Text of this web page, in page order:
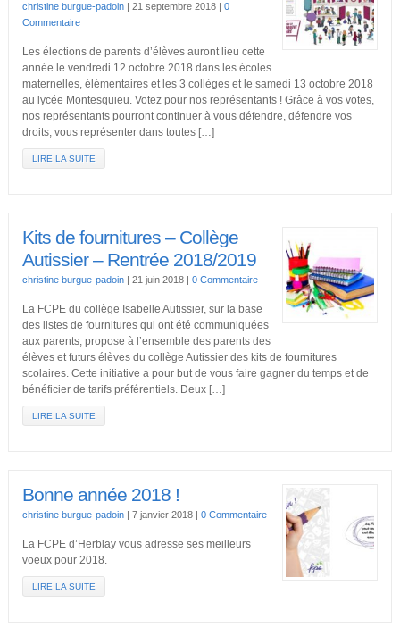
christine burgue-padoin| 21 septembre 2018 | 0
Commentaire
Les élections de parents d’élèves auront lieu cette
année le vendredi 12 octobre 2018 dans les écoles
maternelles, élémentaires et les 3 collèges et le samedi 13 octobre 2018
au lycée Montesquieu. Votez pour nos représentants ! Grâce à vos votes,
nos représentants pourront continuer à vous défendre, défendre vos
droits, vous représenter dans toutes […]
LIRE LA SUITE
Kits de fournitures – Collège
Autissier – Rentrée 2018/2019
christine burgue-padoin| 21 juin 2018 | 0 Commentaire
La FCPE du collège Isabelle Autissier, sur la base
des listes de fournitures qui ont été communiquées
aux parents, propose à l’ensemble des parents des
élèves et futurs élèves du collège Autissier des kits de fournitures
scolaires. Cette initiative a pour but de vous faire gagner du temps et de
bénéficier de tarifs préférentiels. Deux […]
LIRE LA SUITE
Bonne année 2018 !
christine burgue-padoin| 7 janvier 2018 | 0 Commentaire
La FCPE d’Herblay vous adresse ses meilleurs
voeux pour 2018.
LIRE LA SUITE